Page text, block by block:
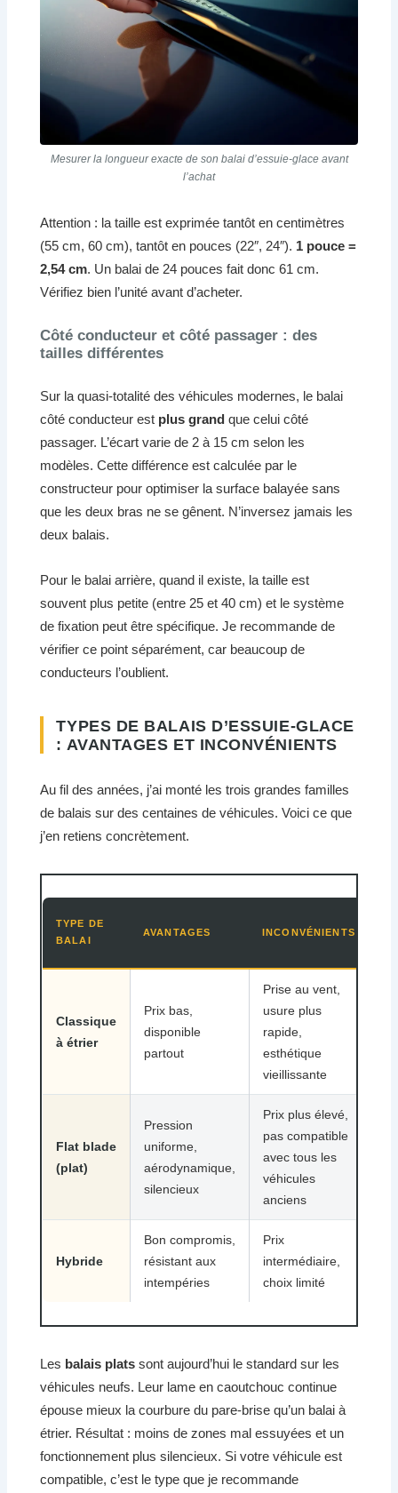
Mesurer la longueur exacte de son balai d’essuie-glace avant
l’achat
Attention : la taille est exprimée tantôt en centimètres
(55 cm, 60 cm), tantôt en pouces (22″, 24″). 1 pouce =
2,54 cm. Un balai de 24 pouces fait donc 61 cm.
Vérifiez bien l’unité avant d’acheter.
Côté conducteur et côté passager : des
tailles différentes
Sur la quasi-totalité des véhicules modernes, le balai
côté conducteur est plus grand que celui côté
passager. L’écart varie de 2 à 15 cm selon les
modèles. Cette différence est calculée par le
constructeur pour optimiser la surface balayée sans
que les deux bras ne se gênent. N’inversez jamais les
deux balais.
Pour le balai arrière, quand il existe, la taille est
souvent plus petite (entre 25 et 40 cm) et le système
de fixation peut être spécifique. Je recommande de
vérifier ce point séparément, car beaucoup de
conducteurs l’oublient.
TYPES DE BALAIS D’ESSUIE-GLACE
: AVANTAGES ET INCONVÉNIENTS
Au fil des années, j’ai monté les trois grandes familles
de balais sur des centaines de véhicules. Voici ce que
j’en retiens concrètement.
TYPE DE
BALAI
AVANTAGES INCONVÉNIENTS
Classique
à étrier
Prix bas,
disponible
partout
Prise au vent,
usure plus
rapide,
esthétique
vieillissante
Flat blade
(plat)
Pression
uniforme,
aérodynamique,
silencieux
Prix plus élevé,
pas compatible
avec tous les
véhicules
anciens
Hybride
Bon compromis,
résistant aux
intempéries
Prix
intermédiaire,
choix limité
Les balais plats sont aujourd’hui le standard sur les
véhicules neufs. Leur lame en caoutchouc continue
épouse mieux la courbure du pare-brise qu’un balai à
étrier. Résultat : moins de zones mal essuyées et un
fonctionnement plus silencieux. Si votre véhicule est
compatible, c’est le type que je recommande